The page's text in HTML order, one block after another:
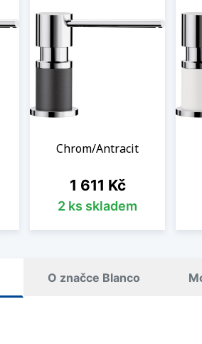
Chrom/Antracit
Cena
1 611 Kč
2 ks skladem
O značce Blanco